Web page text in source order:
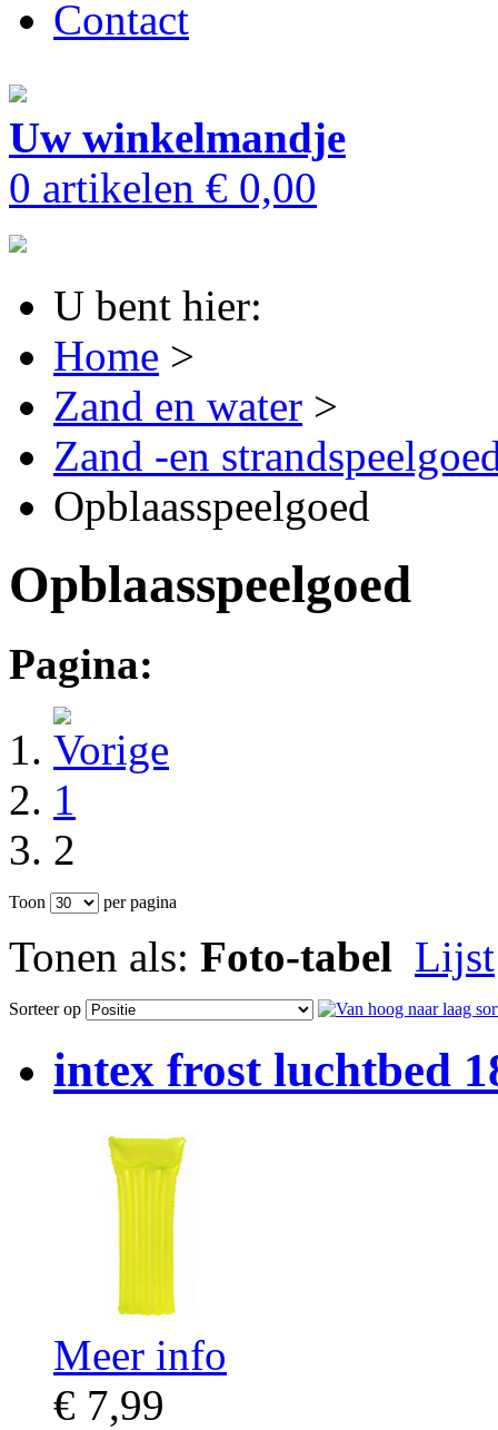
Contact
Uw winkelmandje
0 artikelen € 0,00
U bent hier:
Home >
Zand en water >
Zand -en
Opblaasspeelgoed
Opblaasspeelgoed
Pagina:
1
2
Toon per pagina
Tonen als: Foto-tabel Lijst
Sorteer op
intex frost luchtbed
Meer info
€ 7,99